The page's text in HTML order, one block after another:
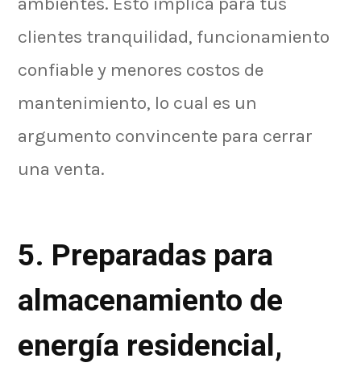
clientes tranquilidad, funcionamiento
confiable y menores costos de
mantenimiento, lo cual es un
argumento convincente para cerrar
una venta.
5. Preparadas para
almacenamiento de
energía residencial,